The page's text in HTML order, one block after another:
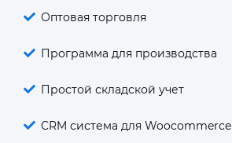
Оптовая торговля
Программа для производства
Простой складской учет
CRM система для Woocommerce